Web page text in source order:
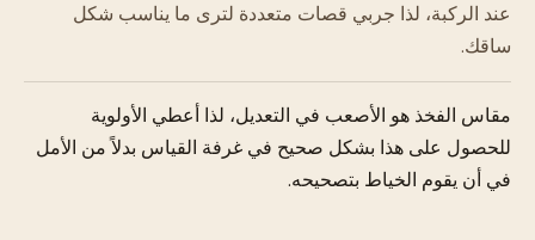
عند الركبة، لذا جربي قصات متعددة لترى ما يناسب شكل
ساقك.
مقاس الفخذ هو الأصعب في التعديل، لذا أعطي الأولوية
للحصول على هذا بشكل صحيح في غرفة القياس بدلاً من الأمل
في أن يقوم الخياط بتصحيحه.